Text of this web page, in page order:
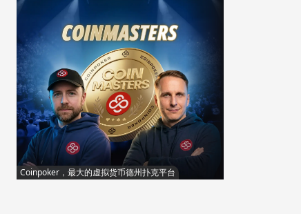
Coinpoker，最大的虚拟货币德州扑克平台